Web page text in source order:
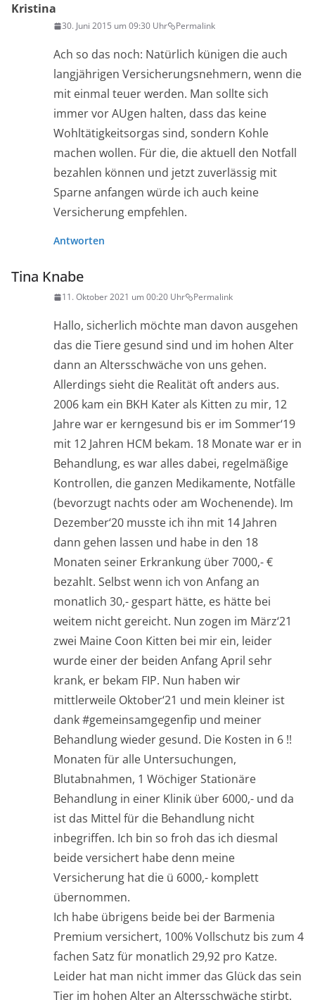
Kristina
30. Juni 2015 um 09:30 Uhr Permalink
Ach so das noch: Natürlich künigen die auch
langjährigen Versicherungsnehmern, wenn die
mit einmal teuer werden. Man sollte sich
immer vor AUgen halten, dass das keine
Wohltätigkeitsorgas sind, sondern Kohle
machen wollen. Für die, die aktuell den Notfall
bezahlen können und jetzt zuverlässig mit
Sparne anfangen würde ich auch keine
Versicherung empfehlen.
Antworten
Tina Knabe
11. Oktober 2021 um 00:20 Uhr Permalink
Hallo, sicherlich möchte man davon ausgehen
das die Tiere gesund sind und im hohen Alter
dann an Altersschwäche von uns gehen.
Allerdings sieht die Realität oft anders aus.
2006 kam ein BKH Kater als Kitten zu mir, 12
Jahre war er kerngesund bis er im Sommer‘19
mit 12 Jahren HCM bekam. 18 Monate war er in
Behandlung, es war alles dabei, regelmäßige
Kontrollen, die ganzen Medikamente, Notfälle
(bevorzugt nachts oder am Wochenende). Im
Dezember‘20 musste ich ihn mit 14 Jahren
dann gehen lassen und habe in den 18
Monaten seiner Erkrankung über 7000,- €
bezahlt. Selbst wenn ich von Anfang an
monatlich 30,- gespart hätte, es hätte bei
weitem nicht gereicht. Nun zogen im März‘21
zwei Maine Coon Kitten bei mir ein, leider
wurde einer der beiden Anfang April sehr
krank, er bekam FIP. Nun haben wir
mittlerweile Oktober‘21 und mein kleiner ist
dank #gemeinsamgegenfip und meiner
Behandlung wieder gesund. Die Kosten in 6 !!
Monaten für alle Untersuchungen,
Blutabnahmen, 1 Wöchiger Stationäre
Behandlung in einer Klinik über 6000,- und da
ist das Mittel für die Behandlung nicht
inbegriffen. Ich bin so froh das ich diesmal
beide versichert habe denn meine
Versicherung hat die ü 6000,- komplett
übernommen.
Ich habe übrigens beide bei der Barmenia
Premium versichert, 100% Vollschutz bis zum 4
fachen Satz für monatlich 29,92 pro Katze.
Leider hat man nicht immer das Glück das sein
Tier im hohen Alter an Altersschwäche stirbt.